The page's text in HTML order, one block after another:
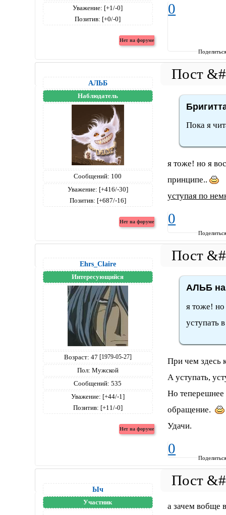
Уважение: [+1/-0]
Позитив: [+0/-0]
0
АЛЬБ
Наблюдатель
Сообщений: 100
Уважение: [+416/-30]
Позитив: [+687/-16]
Пока я
я тоже! но я
принципе..
уступая по
0
Ehrs_Claire
Интересующийся
Возраст: 47 [1979-05-27]
Пол: Мужской
Сообщений: 535
Уважение: [+44/-1]
Позитив: [+11/-0]
АЛЬБ
я тоже!
уступать
При чем здесь
А уступать,
Но теперешнее
обращение.
Удачи.
0
Ыч
Участник а зачем вобще